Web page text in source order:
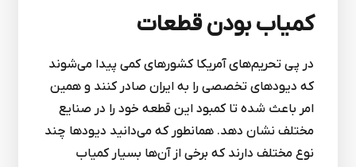
کمیاب بودن قطعات
در پی تحریم‌های آمریکا کشورهای کمی پیدا می‌شوند
که دیودهای تخصصی را به ایران صادر کنند و همین
امر باعث شده تا کمبود این قطعه خود را در صنایع
مختلف نشان دهد. همانطور که می‌دانید دیودها چند
نوع مختلف دارند که برخی از آن‌ها بسیار کمیاب